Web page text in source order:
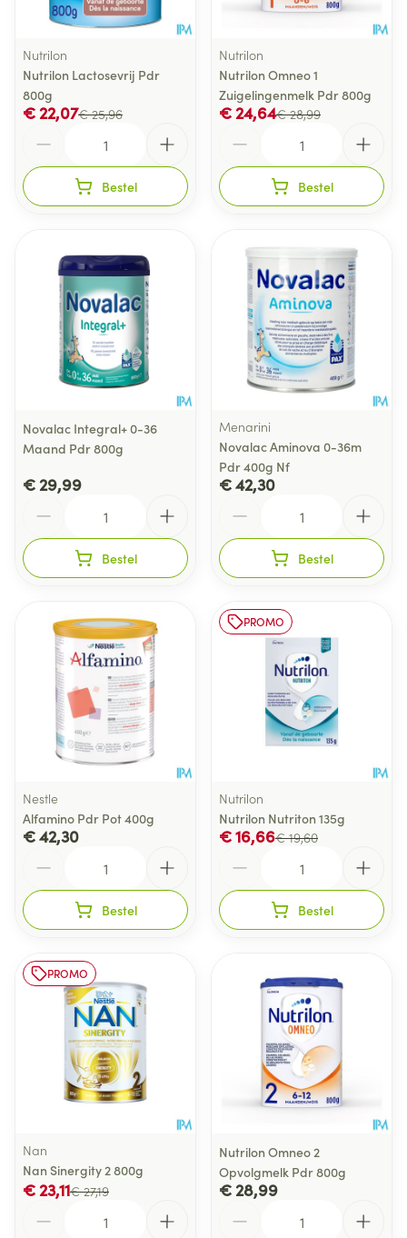
Nutrilon
Nutrilon Lactosevrij Pdr
800g
€ 25,96
€ 22,07
Bestel
Nutrilon
Nutrilon Omneo 1
Zuigelingenmelk Pdr 800g
€ 28,99
€ 24,64
Bestel
Novalac Integral+ 0-36
Maand Pdr 800g
€ 29,99
Bestel
Menarini
Novalac Aminova 0-36m
Pdr 400g Nf
€ 42,30
Bestel
Nestle
Alfamino Pdr Pot 400g
€ 42,30
Bestel
PROMO
Nutrilon
Nutrilon Nutriton 135g
€ 19,60
€ 16,66
Bestel
PROMO
Nan
Nan Sinergity 2 800g
€ 27,19
€ 23,11
Nutrilon Omneo 2
Opvolgmelk Pdr 800g
€ 28,99